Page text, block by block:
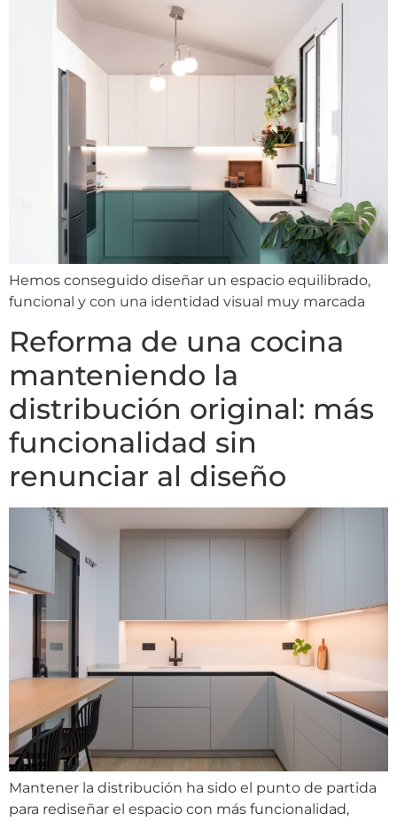
Hemos conseguido diseñar un espacio equilibrado,
funcional y con una identidad visual muy marcada
Reforma de una cocina
manteniendo la
distribución original: más
funcionalidad sin
renunciar al diseño
Mantener la distribución ha sido el punto de partida
para rediseñar el espacio con más funcionalidad,